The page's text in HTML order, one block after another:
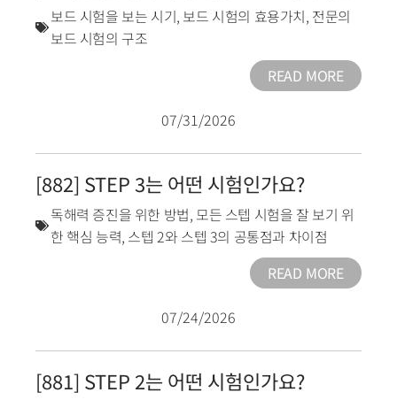
보드 시험을 보는 시기, 보드 시험의 효용가치, 전문의
보드 시험의 구조
READ MORE
07/31/2026
[882] STEP 3는 어떤 시험인가요?
독해력 증진을 위한 방법, 모든 스텝 시험을 잘 보기 위
한 핵심 능력, 스텝 2와 스텝 3의 공통점과 차이점
READ MORE
07/24/2026
[881] STEP 2는 어떤 시험인가요?